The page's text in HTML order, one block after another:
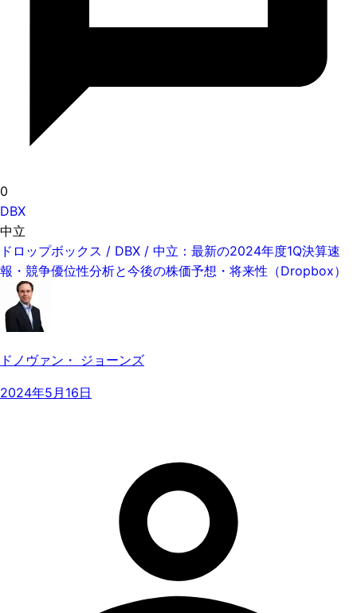
0
DBX
中立
ドロップボックス / DBX / 中立：最新の2024年度1Q決算速
報・競争優位性分析と今後の株価予想・将来性（Dropbox）
ドノヴァン・ ジョーンズ
2024年5月16日